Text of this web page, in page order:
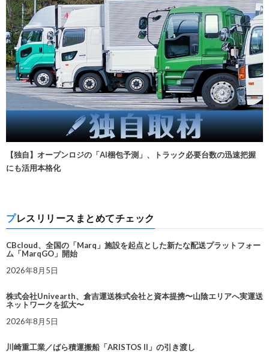
【独自】オープンロジの「AI梱包予測」、トラック必要台数の迅速把握
にも活用本格化
プレスリリースまとめてチェック
CBcloud、全国の「Marq」施設を起点とした新たな配送プラットフォー
ム「MarqGO」開始
2026年8月5日
株式会社Univearth、倉吉運送株式会社と資本提携〜山陰エリアへ実運送
ネットワークを拡大〜
2026年8月5日
川崎重工業／ばら積運搬船「ARISTOS II」の引き渡し